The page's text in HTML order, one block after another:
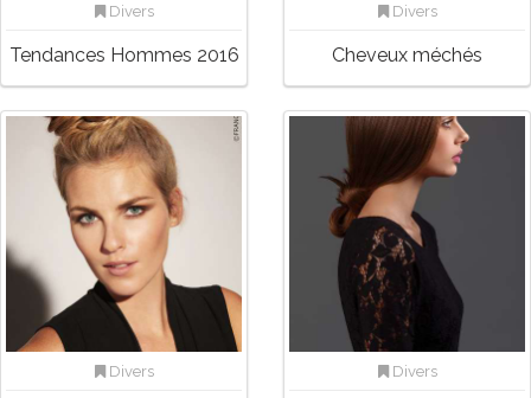
Divers
Tendances Hommes 2016
Divers
Cheveux méchés
Divers Divers